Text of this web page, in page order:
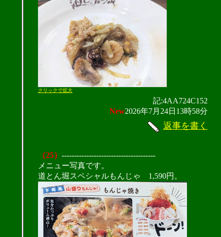
クリックで拡大
記:4AA724C152
New2026年7月24日13時58分
返事を書く
（25） --------------------------------------
メニュー写真です。
道とん堀スペシャルもんじゃ 1,590円。